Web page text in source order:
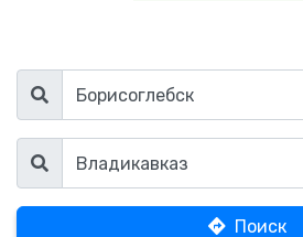
Поиск